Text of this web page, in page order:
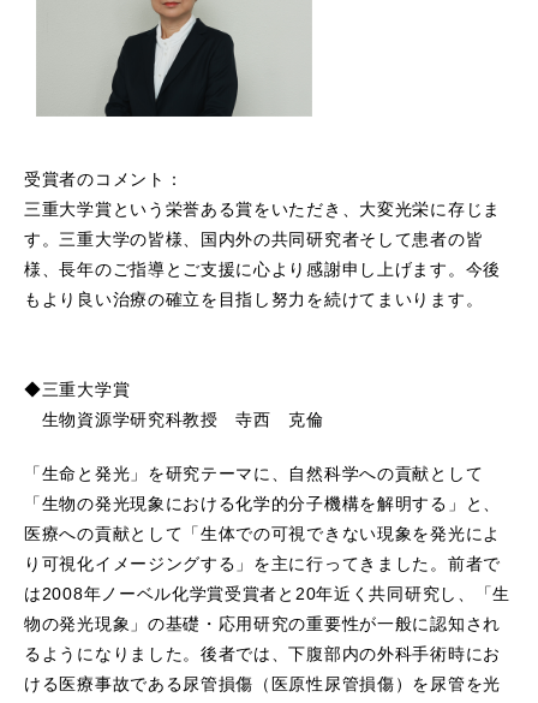
受賞者のコメント：
三重大学賞という栄誉ある賞をいただき、大変光栄に存じま
す。三重大学の皆様、国内外の共同研究者そして患者の皆
様、長年のご指導とご支援に心より感謝申し上げます。今後
もより良い治療の確立を目指し努力を続けてまいります。
◆三重大学賞
生物資源学研究科教授 寺西 克倫
「生命と発光」を研究テーマに、自然科学への貢献として
「生物の発光現象における化学的分子機構を解明する」と、
医療への貢献として「生体での可視できない現象を発光によ
り可視化イメージングする」を主に行ってきました。前者で
は2008年ノーベル化学賞受賞者と20年近く共同研究し、「生
物の発光現象」の基礎・応用研究の重要性が一般に認知され
るようになりました。後者では、下腹部内の外科手術時にお
ける医療事故である尿管損傷（医原性尿管損傷）を尿管を光